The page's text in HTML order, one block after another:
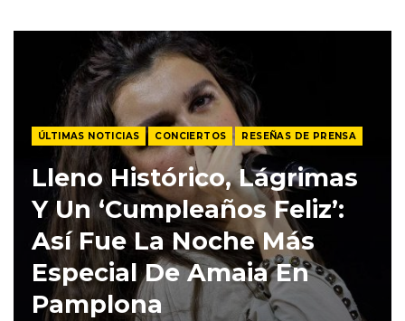
ÚLTIMAS NOTICIAS CONCIERTOS RESEÑAS DE PRENSA
Lleno Histórico, Lágrimas
Y Un ‘Cumpleaños Feliz’:
Así Fue La Noche Más
Especial De Amaia En
Pamplona